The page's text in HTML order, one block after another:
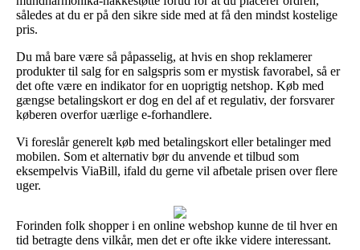
således at du er på den sikre side med at få den mindst kostelige
pris.
Du må bare være så påpasselig, at hvis en shop reklamerer
produkter til salg for en salgspris som er mystisk favorabel, så er
det ofte være en indikator for en uoprigtig netshop. Køb med
gængse betalingskort er dog en del af et regulativ, der forsvarer
køberen overfor uærlige e-forhandlere.
Vi foreslår generelt køb med betalingskort eller betalinger med
mobilen. Som et alternativ bør du anvende et tilbud som
eksempelvis ViaBill, ifald du gerne vil afbetale prisen over flere
uger.
Forinden folk shopper i en online webshop kunne de til hver en
tid betragte dens vilkår, men det er ofte ikke videre interessant.